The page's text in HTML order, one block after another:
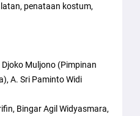
penataan kostum,
Muljono (Pimpinan
A. Sri Paminto Widi
Bingar Agil Widyasmara,